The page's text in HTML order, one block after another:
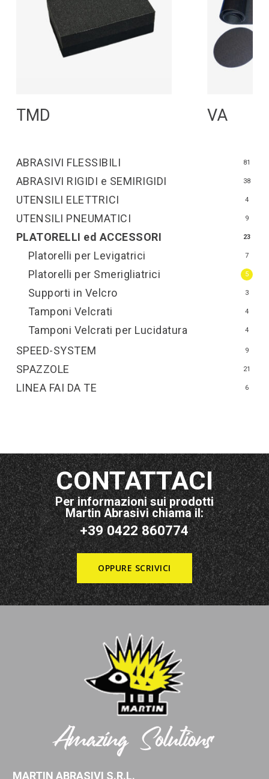
TMD VA
ABRASIVI FLESSIBILI 81
ABRASIVI RIGIDI e SEMIRIGIDI 38
LINEA FAI DA TE 6
PLATORELLI ed ACCESSORI 23
Platorelli per Levigatrici 7
Platorelli per Smerigliatrici 5
Supporti in Velcro 3
Tamponi Velcrati 4
Tamponi Velcrati per Lucidatura 4
SPAZZOLE 21
SPEED-SYSTEM 9
UTENSILI ELETTRICI 4
UTENSILI PNEUMATICI 9
CONTATTACI
Per informazioni sui prodotti
Martin Abrasivi chiama il:
+39 0422 860774
OPPURE SCRIVICI
MARTIN ABRASIVI S.R.L.